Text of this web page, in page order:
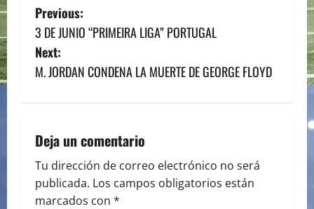
P
o
s
n
a
v
Previous:
3 DE JUNIO “PRIMEIRA LIGA” PORTUGAL
Next:
M. JORDAN CONDENA LA MUERTE DE GEORGE FLOYD
Deja un comentario
Tu dirección de correo electrónico no será
publicada. Los campos obligatorios están
marcados con *